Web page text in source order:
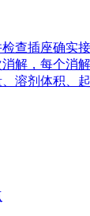
查插座确实
解，每个消
溶剂体积、